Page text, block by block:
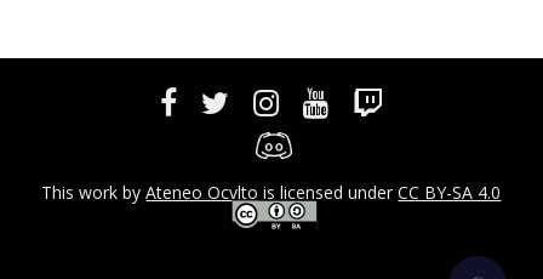
This work byAteneo Ocvlto is licensed underCC BY-SA 4.0